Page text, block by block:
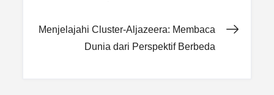
Menjelajahi Cluster-Aljazeera: Membaca
Dunia dari Perspektif Berbeda